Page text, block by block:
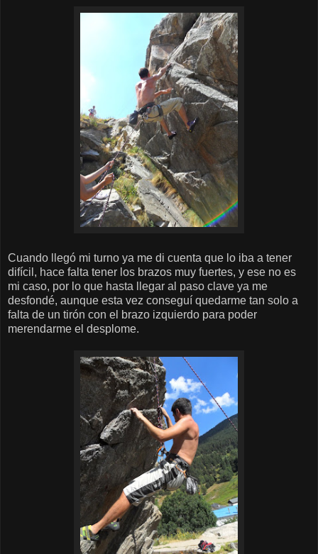
Cuando llegó mi turno ya me di cuenta que lo iba a tener
difícil, hace falta tener los brazos muy fuertes, y ese no es
mi caso, por lo que hasta llegar al paso clave ya me
desfondé, aunque esta vez conseguí quedarme tan solo a
falta de un tirón con el brazo izquierdo para poder
merendarme el desplome.